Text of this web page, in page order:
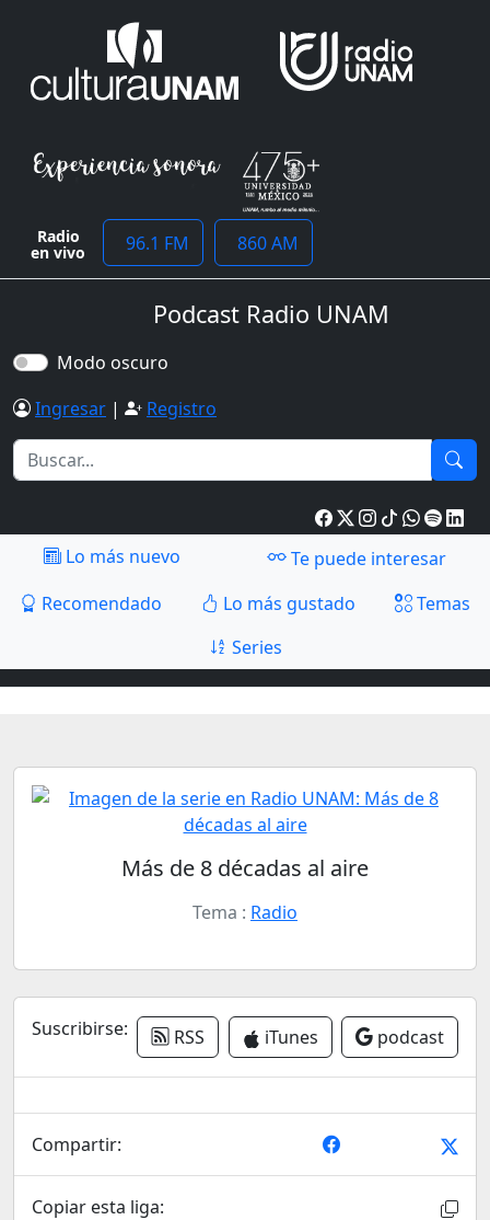
Radio
en vivo 96.1 FM 860 AM
Podcast Radio UNAM
Modo oscuro
Ingresar | Registro
Lo más nuevo
Te puede interesar
Recomendado
Lo más gustado
Temas
Series
Más de 8 décadas al aire
Tema : Radio
Suscribirse: RSS iTunes podcast
Compartir:
Copiar esta liga: